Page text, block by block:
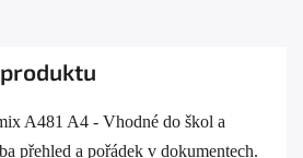
A481 A4 - Vhodné do škol a
přehled a pořádek v dokumentech.